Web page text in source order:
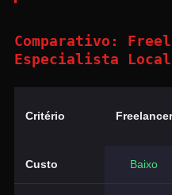
Comparativo:
Especialista Local
Critério Freelancer
Custo Baixo